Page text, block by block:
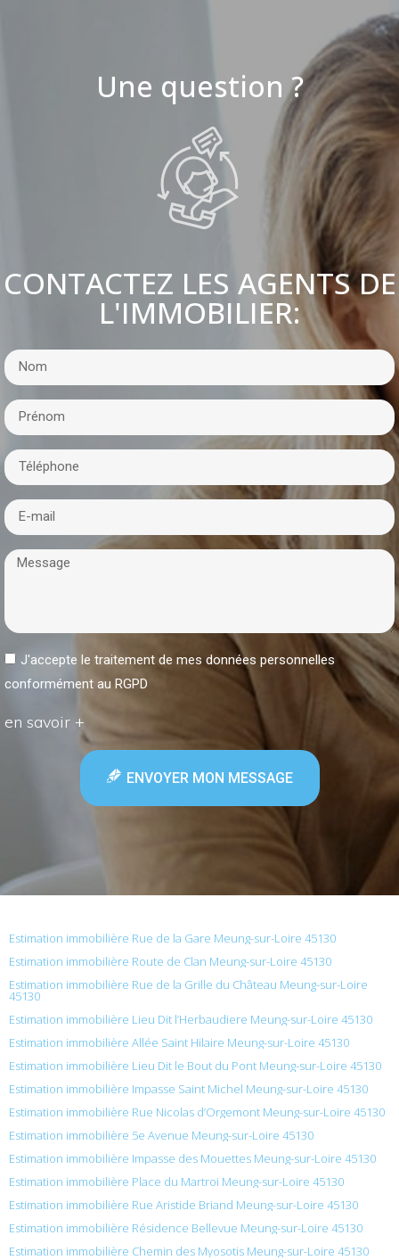
Une question ?
CONTACTEZ LES AGENTS DE
L'IMMOBILIER:
J'accepte le traitement de mes données personnelles
conformément au RGPD
en savoir +
ENVOYER MON MESSAGE
Estimation immobilière Rue de la Gare Meung-sur-Loire 45130
Estimation immobilière Route de Clan Meung-sur-Loire 45130
Estimation immobilière Rue de la Grille du Château Meung-sur-Loire
45130
Estimation immobilière Lieu Dit l’Herbaudiere Meung-sur-Loire 45130
Estimation immobilière Allée Saint Hilaire Meung-sur-Loire 45130
Estimation immobilière Lieu Dit le Bout du Pont Meung-sur-Loire 45130
Estimation immobilière Impasse Saint Michel Meung-sur-Loire 45130
Estimation immobilière Rue Nicolas d’Orgemont Meung-sur-Loire 45130
Estimation immobilière 5e Avenue Meung-sur-Loire 45130
Estimation immobilière Impasse des Mouettes Meung-sur-Loire 45130
Estimation immobilière Place du Martroi Meung-sur-Loire 45130
Estimation immobilière Rue Aristide Briand Meung-sur-Loire 45130
Estimation immobilière Résidence Bellevue Meung-sur-Loire 45130
Estimation immobilière Chemin des Myosotis Meung-sur-Loire 45130